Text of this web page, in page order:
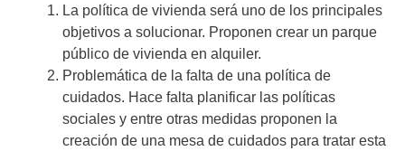
La política de vivienda será uno de los principales
objetivos a solucionar. Proponen crear un parque
público de vivienda en alquiler.
Problemática de la falta de una política de
cuidados. Hace falta planificar las políticas
sociales y entre otras medidas proponen la
creación de una mesa de cuidados para tratar esta